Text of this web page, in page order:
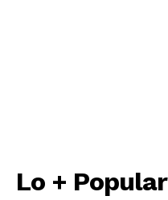
Lo + Popular